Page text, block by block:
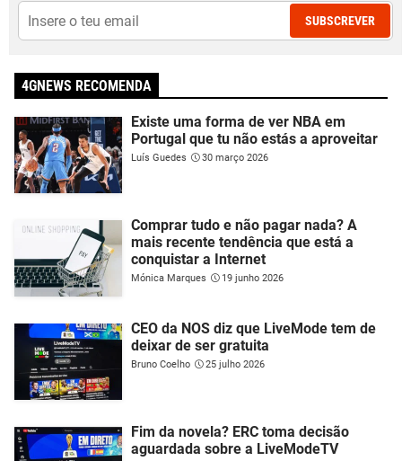
SUBSCREVER
4GNEWS RECOMENDA
Existe uma forma de ver NBA em
Portugal que tu não estás a aproveitar
Luís Guedes 30 março 2026
Comprar tudo e não pagar nada? A
mais recente tendência que está a
conquistar a Internet
Mónica Marques 19 junho 2026
CEO da NOS diz que LiveMode tem de
deixar de ser gratuita
Bruno Coelho 25 julho 2026
Fim da novela? ERC toma decisão
aguardada sobre a LiveModeTV